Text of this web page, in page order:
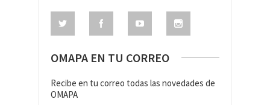
OMAPA EN TU CORREO
Recibe en tu correo todas las novedades de
OMAPA